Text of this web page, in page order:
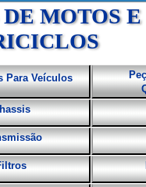
MOTOS E
Para Veículos